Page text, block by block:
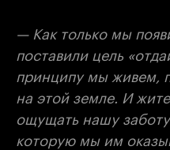
— Как только мы
поставили цель
принципу мы живем,
на этой земле. И
ощущать нашу
которую мы им